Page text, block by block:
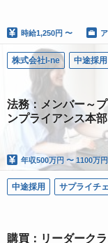
時給1,250円 〜
株式会社I-ne 中途採用
法務：メンバー～
ンプライアンス本
年収500万円 〜 1100万円
中途採用
購買：リーダーク